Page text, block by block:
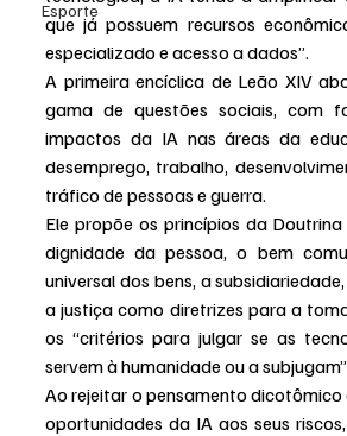
Esporte
que já possuem recursos
especializado e acesso a dados”.
A primeira encíclica de Leão XIV
gama de questões sociais, com
impactos da IA ​​nas áreas da
desemprego, trabalho,
tráfico de pessoas e guerra.
Ele propõe os princípios da
dignidade da pessoa, o bem
universal dos bens, a
a justiça como diretrizes para a
os “critérios para julgar se as
servem à humanidade ou a
Ao rejeitar o pensamento
oportunidades da IA ​​aos seus